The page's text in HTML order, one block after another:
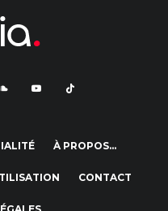
À PROPOS…
CONTACT